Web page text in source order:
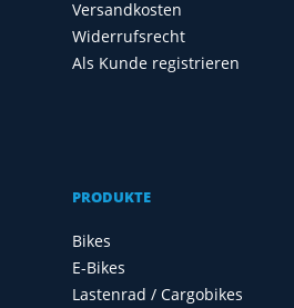
Versandkosten
Widerrufsrecht
Als Kunde registrieren
PRODUKTE
Bikes
E-Bikes
Lastenrad / Cargobikes